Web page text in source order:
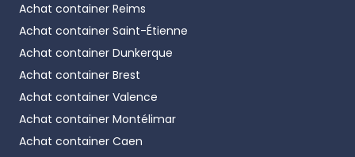
temporaire sur site.
Quels sont les tailles et caractéristiques
techniques des Reefer ?
- Reefer 10 pieds
: 2,99m × 2,44m × 2,59m -
Disponible :Neufou
Achat container Reims
Achat container Saint-Étienne
Achat container Dunkerque
Achat container Brest
Achat container Valence
Achat container Montélimar
Achat container Caen